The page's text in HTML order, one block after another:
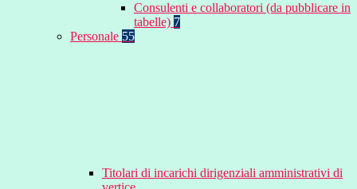
Consulenti e collaboratori (da pubblicare in
tabelle) 7
Personale 55
Titolari di incarichi dirigenziali amministrativi di